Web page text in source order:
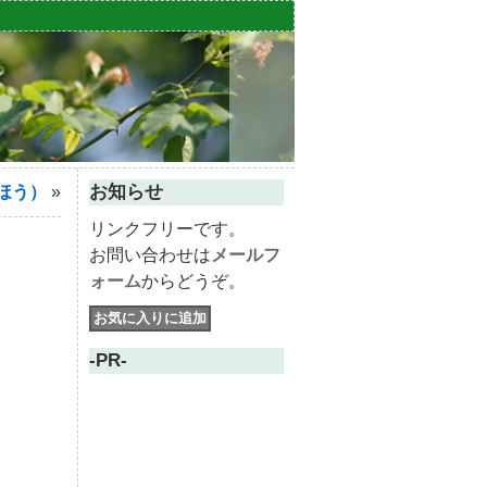
う） » お知らせ
リンクフリーです。
お問い合わせは メールフ
ォームからどうぞ。
-PR-